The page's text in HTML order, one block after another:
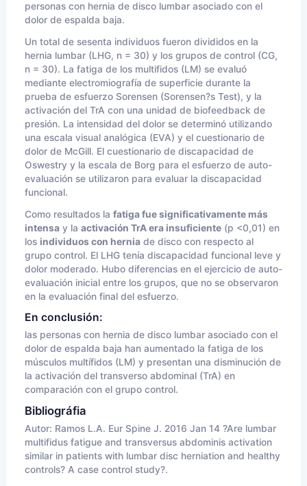
personas con hernia de disco lumbar asociado con el
dolor de espalda baja.
Un total de sesenta individuos fueron divididos en la
hernia lumbar (LHG, n = 30) y los grupos de control (CG,
n = 30). La fatiga de los multifidos (LM) se evaluó
mediante electromiografía de superficie durante la
prueba de esfuerzo Sorensen (Sorensen?s Test), y la
activación del TrA con una unidad de biofeedback de
presión. La intensidad del dolor se determinó utilizando
una escala visual analógica (EVA) y el cuestionario de
dolor de McGill. El cuestionario de discapacidad de
Oswestry y la escala de Borg para el esfuerzo de auto-
evaluación se utilizaron para evaluar la discapacidad
funcional.
Como resultados la fatiga fue significativamente más
intensa y la activación TrA era insuficiente (p <0,01) en
los individuos con hernia de disco con respecto al
grupo control. El LHG tenía discapacidad funcional leve y
dolor moderado. Hubo diferencias en el ejercicio de auto-
evaluación inicial entre los grupos, que no se observaron
en la evaluación final del esfuerzo.
En conclusión:
las personas con hernia de disco lumbar asociado con el
dolor de espalda baja han aumentado la fatiga de los
músculos multífidos (LM) y presentan una disminución de
la activación del transverso abdominal (TrA) en
comparación con el grupo control.
Bibliográfia
Autor: Ramos L.A. Eur Spine J. 2016 Jan 14 ?Are lumbar
multifidus fatigue and transversus abdominis activation
similar in patients with lumbar disc herniation and healthy
controls? A case control study?.